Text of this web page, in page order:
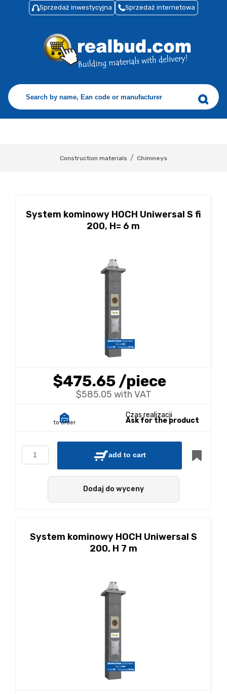
Sprzedaż inwestycyjna Sprzedaż internetowa
Construction materials / Chimneys
System kominowy HOCH Uniwersal S fi
200, H= 6 m
$475.65/piece
$585.05 with VAT
to order
Czas realizacji
Ask for the product
add to cart
Dodaj do wyceny
System kominowy HOCH Uniwersal S
200, H 7 m